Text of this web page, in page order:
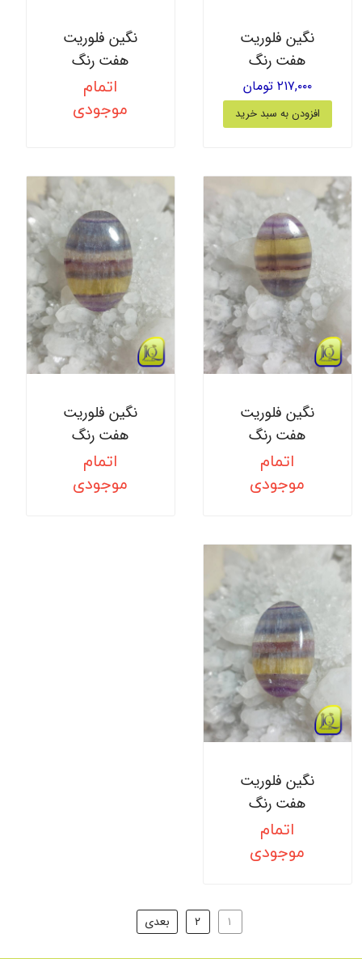
نگین فلوریت
هفت رنگ
۲۱۷,۰۰۰ تومان
افزودن به سبد خرید
نگین فلوریت
هفت رنگ
اتمام
موجودی
نگین فلوریت
هفت رنگ
اتمام
موجودی
نگین فلوریت
هفت رنگ
اتمام
موجودی
نگین فلوریت
هفت رنگ
اتمام
موجودی
۱ ۲ بعدی